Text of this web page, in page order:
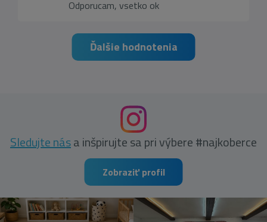
Odporucam, vsetko ok
Ďalšie hodnotenia
Sledujte nása inšpirujte sa pri výbere #najkoberce
Zobraziť profil